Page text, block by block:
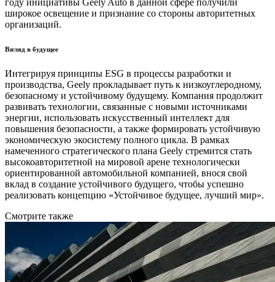
широкое освещение и признание со стороны авторитетных
организаций.
Взгляд в будущее
Интегрируя принципы ESG в процессы разработки и
производства, Geely прокладывает путь к низкоуглеродному,
безопасному и устойчивому будущему. Компания продолжит
развивать технологии, связанные с новыми источниками
энергии, использовать искусственный интеллект для
повышения безопасности, а также формировать устойчивую
экономическую экосистему полного цикла. В рамках
намеченного стратегического плана Geely стремится стать
высокоавторитетной на мировой арене технологически
ориентированной автомобильной компанией, внося свой
вклад в создание устойчивого будущего, чтобы успешно
реализовать концепцию «Устойчивое будущее, лучший мир».
Смотрите также